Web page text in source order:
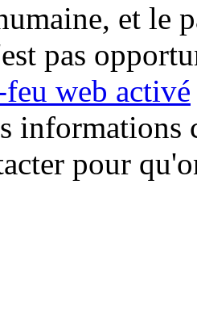
et le
pas
feu web activé
informations
pour